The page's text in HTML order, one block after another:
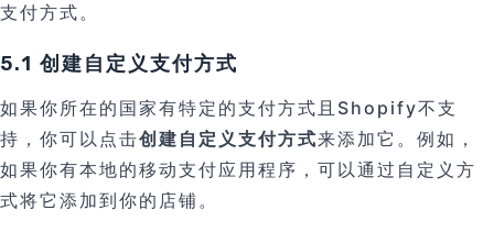
支付方式。
5.1 创建自定义支付方式
如果你所在的国家有特定的支付方式且Shopify不支
持，你可以点击创建自定义支付方式来添加它。例如，
如果你有本地的移动支付应用程序，可以通过自定义方
式将它添加到你的店铺。